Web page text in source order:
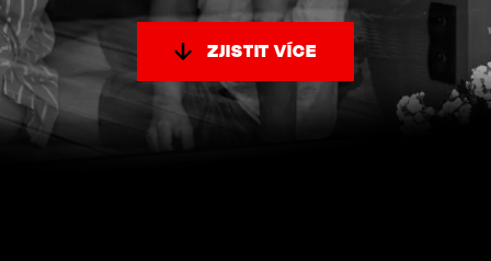
ZJISTIT VÍCE